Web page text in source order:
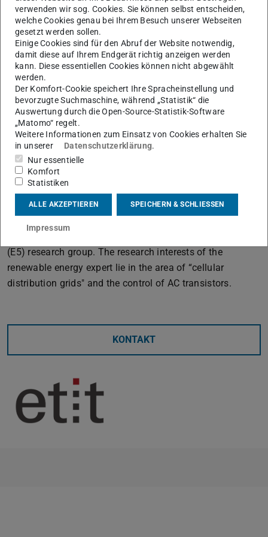
Sciences of the EU member states plus Norway,
Switzerland and, since the 1st of January this year, the
United Kingdom. EASAC provides advice to EU decision-
makers by making science-based recommendations on
issues of importance to Europe's citizens.
It does this by providing policy makers with detailed
analysis and recommendations from Europe's leading
scientists. In addition, the EASAC regularly collaborates
with the EU Commission's Science Service (JRC) and the
EU Parliament's Science and Technology Options
Assessment (STOA) Committee.„
Prof. Dr.-Ing. Jutta Hanson has been a professor in the
Department of Electrical Engineering and Information
of the Electrical Energy Supply Using Renewable Energies
(E5) research group. The research interests of the
renewable energy expert lie in the area of “cellular
distribution grids" and the control of AC transistors.
KONTAKT
verwenden wir sog. Cookies. Sie können selbst entscheiden,
welche Cookies genau bei Ihrem Besuch unserer Webseiten
gesetzt werden sollen.
Einige Cookies sind für den Abruf der Website notwendig,
damit diese auf Ihrem Endgerät richtig anzeigen werden
kann. Diese essentiellen Cookies können nicht abgewählt
werden.
Der Komfort-Cookie speichert Ihre Spracheinstellung und
bevorzugte Suchmaschine, während „Statistik“ die
Auswertung durch die Open-Source-Statistik-Software
„Matomo“ regelt.
Weitere Informationen zum Einsatz von Cookies erhalten Sie
in unserer
Datenschutzerklärung.
Nur essentielle
Komfort
Statistiken
ALLE AKZEPTIEREN SPEICHERN & SCHLIESSEN
Impressum